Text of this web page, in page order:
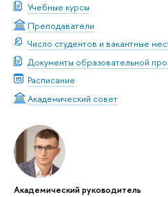
Учебные курсы
Преподаватели
Число студентов и вакантные
Документы образовательной
Расписание
Академический совет
Академический руководитель